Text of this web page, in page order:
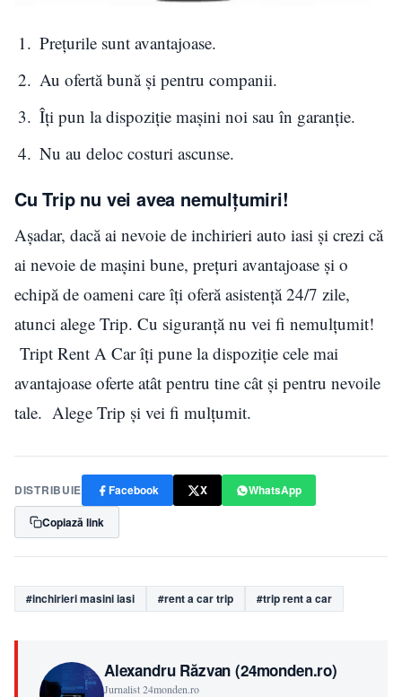
Prețurile sunt avantajoase.
Au ofertă bună și pentru companii.
Îți pun la dispoziție mașini noi sau în garanție.
Nu au deloc costuri ascunse.
Cu Trip nu vei avea nemulțumiri!
Așadar, dacă ai nevoie de inchirieri auto iasi și crezi că
ai nevoie de mașini bune, prețuri avantajoase și o
echipă de oameni care îți oferă asistență 24/7 zile,
atunci alege Trip. Cu siguranță nu vei fi nemulțumit!
Tript Rent A Car îți pune la dispoziție cele mai
avantajoase oferte atât pentru tine cât și pentru nevoile
tale. Alege Trip și vei fi mulțumit.
DISTRIBUIE Facebook X
WhatsApp
Copiază link
#inchirieri masini iasi #rent a car trip #trip rent a car
Alexandru Răzvan (24monden.ro)
Jurnalist 24monden.ro